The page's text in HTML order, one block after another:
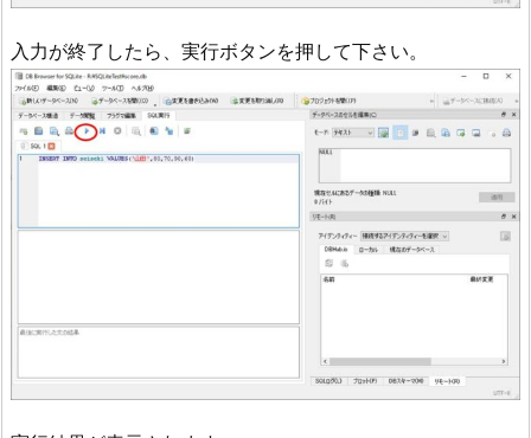
入力が終了したら、実行ボタンを押して下さい。